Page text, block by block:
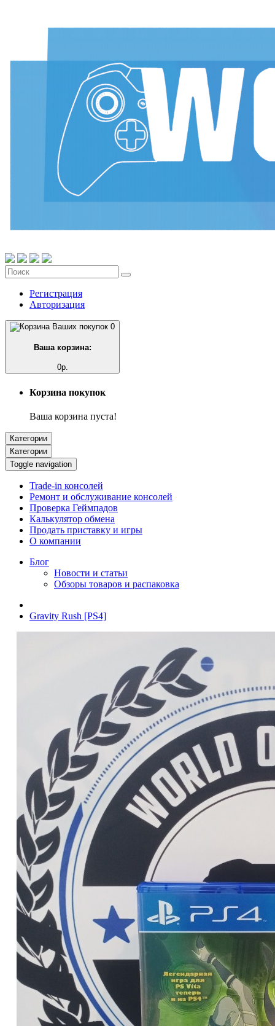
Регистрация
Авторизация
0
Ваша корзина:
0р.
Корзина покупок
Ваша корзина пуста!
Категории
Категории
Toggle navigation
Trade-in консолей
Ремонт и обслуживание консолей
Проверка Геймпадов
Калькулятор обмена
Продать приставку и игры
О компании
Блог
Новости и статьи
Обзоры товаров и распаковка
Gravity Rush [PS4]